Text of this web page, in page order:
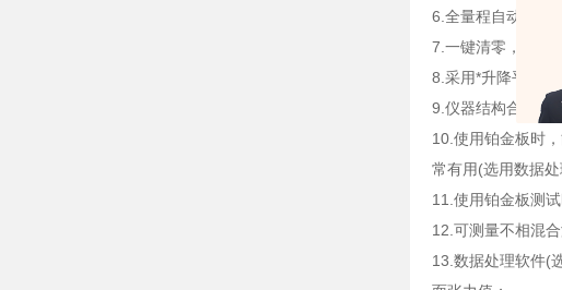
6.全量程自动校正
7.一键清零，零位
8.采用*升降平台驱
9.仪器结构合理，
10.使用铂金板时
常有用(选用数据
11.使用铂金板测
12.可测量不相混
13.数据处理软件(